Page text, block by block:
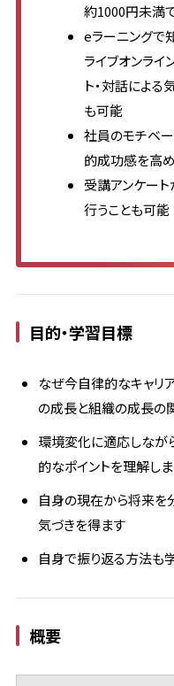
約1000円未満
eラーニングで
ライブオンラ
ト・対話によ
も可能
社員のモチベー
的成功感を高
受講アンケー
行うことも可能
目的・学習目標
なぜ今自律的なキャリ
の成長と組織の成長の
環境変化に適応しなが
的なポイントを理解し
自身の現在から将来を
気づきを得ます
自身で振り返る方法も
概要